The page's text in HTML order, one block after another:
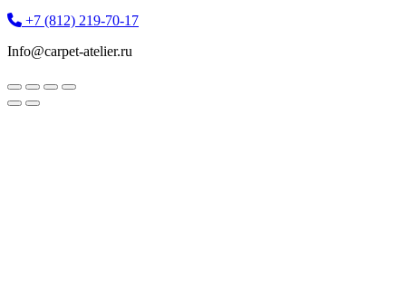
+7 (812) 219-70-17
Info@carpet-atelier.ru